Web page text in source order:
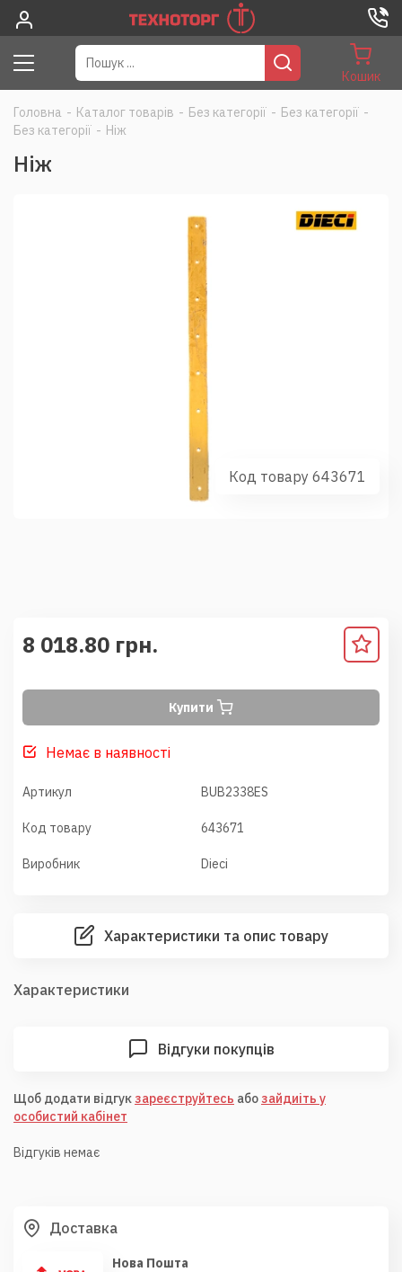
Кошик
Головна - Каталог товарів - Без категорії - Без категорії -
Без категорії - Нiж
Нiж
Код товару 643671
8 018.80 грн.
Купити
Немає в наявності
Артикул BUB2338ES
Код товару 643671
Виробник Dieci
Характеристики та опис товару
Відгуки покупців
Характеристики
Відгуків немає
Щоб додати відгук зареєструйтесь або зайдиіть у
особистий кабінет
Доставка
Нова Пошта